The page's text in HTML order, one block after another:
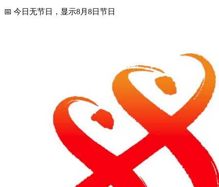
📅 今日无节日，显示8月8日节日